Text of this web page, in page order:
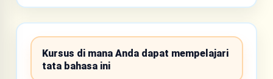
Kursus di mana Anda dapat mempelajari
tata bahasa ini